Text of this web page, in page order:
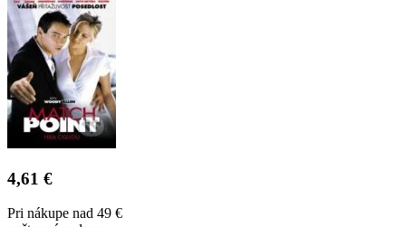
4,61 €
Pri nákupe nad 49 €